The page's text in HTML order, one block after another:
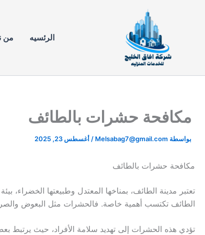
الرئسيه من
مكافحة حشرات بالطائف
بواسطة Melsabag7@gmail.com
/ أغسطس 23, 2025
مكافحة حشرات بالطائف
تعتبر مدينة الطائف، بمناخها المعتدل وطبيعتها الخضراء،
الطائف تكتسب أهمية خاصة. فالحشرات مثل البعوض
تؤدي هذه الحشرات إلى تهديد سلامة الأفراد، حيث يرتبط